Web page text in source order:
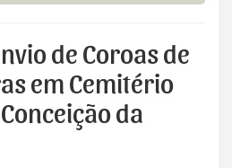
de Coroas de
em Cemitério
da